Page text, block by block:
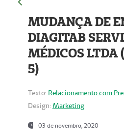
MUDANÇA DE
DIAGITAB
MÉDICOS
5)
Texto: Relacionamento com
Design: Marketing
03 de novembro, 2020